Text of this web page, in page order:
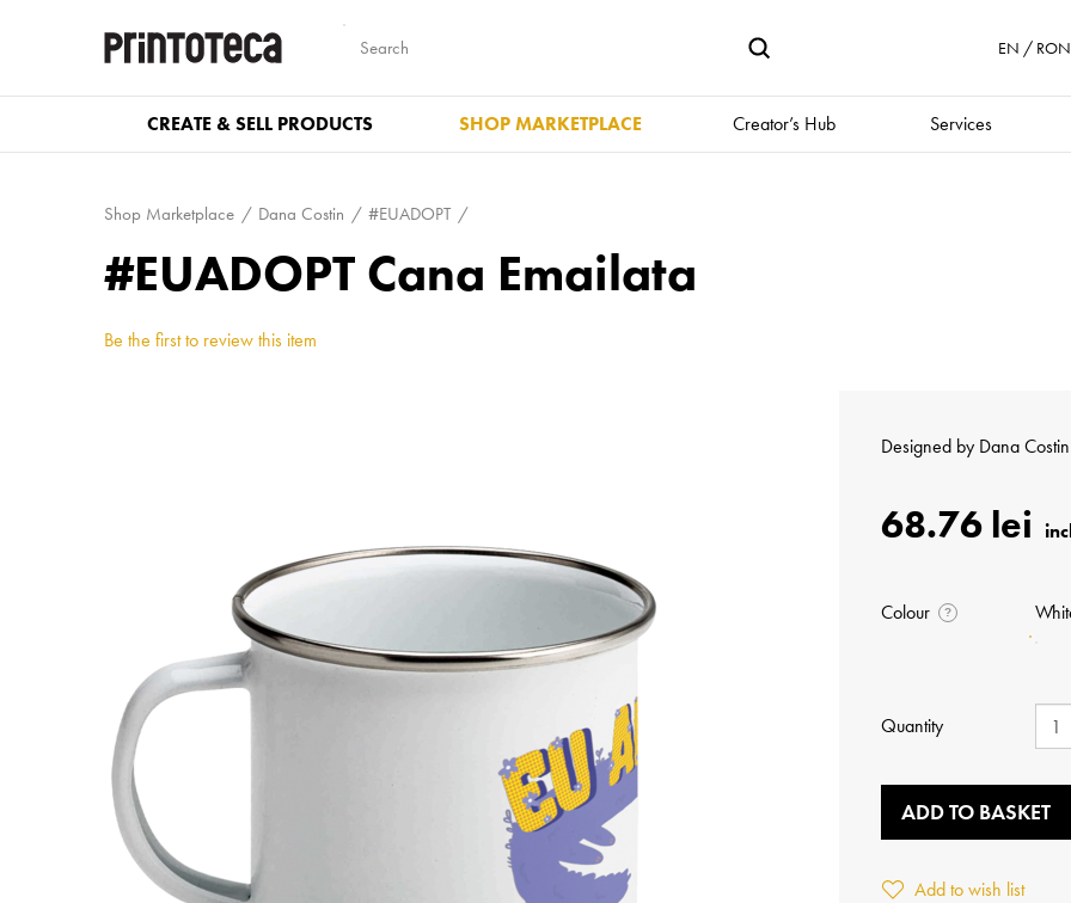
EN /
CREATE & SELL PRODUCTS SHOP MARKETPLACE Creator’s Hub Services
Shop Marketplace Dana Costin #EUADOPT
#EUADOPT Cana Emailata
Be the first to review this item
Designed by Dana Costin
68.76 lei
Colour ?
Quantity
ADD TO BASKET
Add to wish list